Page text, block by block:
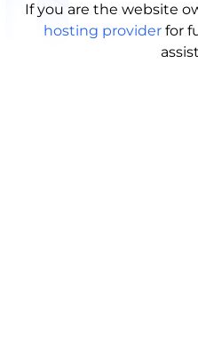
If you are the website
hosting provider for